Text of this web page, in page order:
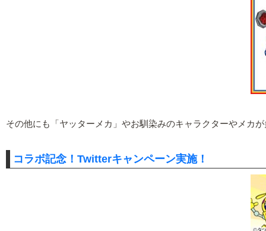
その他にも「ヤッターメカ」やお馴染みのキャラクターやメカ
コラボ記念！Twitterキャンペーン実施！